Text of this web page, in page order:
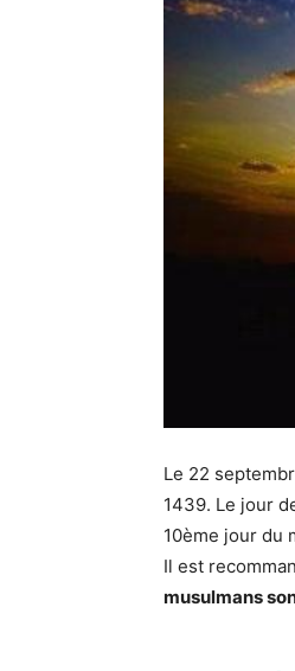
Le 22
1439. Le jour
10ème jour du
Il est
musulmans